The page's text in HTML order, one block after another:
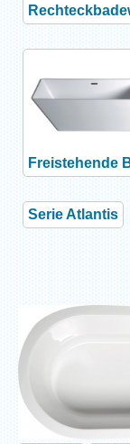
Freistehende
Serie Atlantis